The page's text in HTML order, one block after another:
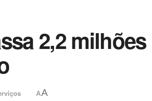
2,2 milhões
AA